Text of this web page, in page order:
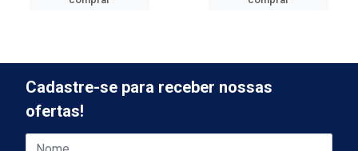
Cadastre-se para receber nossas
ofertas!